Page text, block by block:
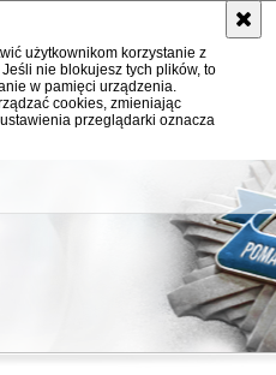
użytkownikom korzystanie z
nie blokujesz tych plików, to
w pamięci urządzenia.
cookies, zmieniając
przeglądarki oznacza